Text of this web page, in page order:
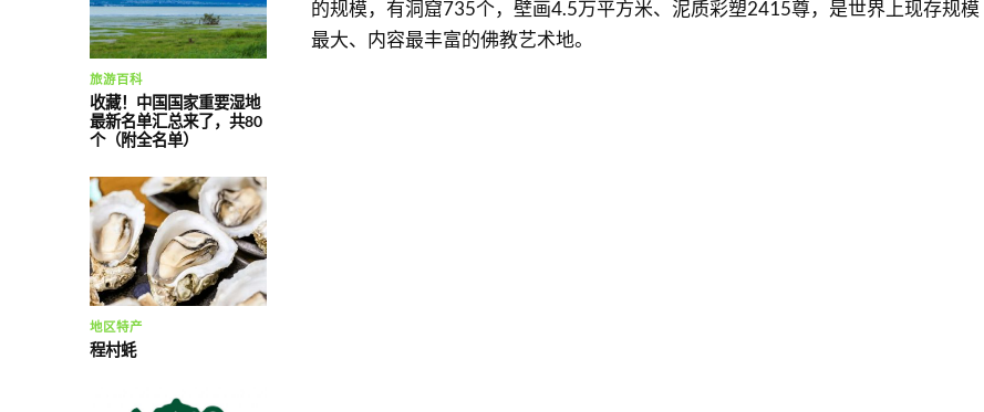
旅游百科
收藏！中国国家重要湿地
最新名单汇总来了，共80
个（附全名单）
地区特产
程村蚝
的规模，有洞窟735个，壁画4.5万平方米、泥质彩塑2415尊，是世界上现存规模
最大、内容最丰富的佛教艺术地。